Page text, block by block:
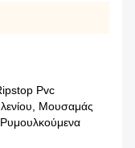
Pvc
Μουσαμάς